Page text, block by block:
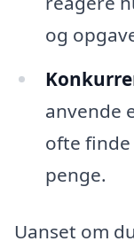
og
anvende
ofte
penge.
Uanset om